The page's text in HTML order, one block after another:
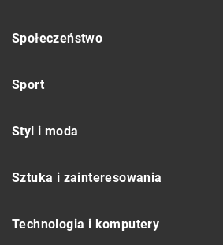
Społeczeństwo
Sport
Styl i moda
Sztuka i zainteresowania
Technologia i komputery